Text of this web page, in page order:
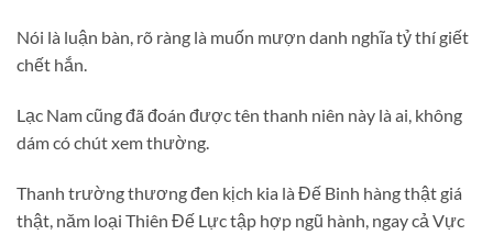
Nói là luận bàn, rõ ràng là muốn mượn danh nghĩa tỷ thí giết
chết hắn.
Lạc Nam cũng đã đoán được tên thanh niên này là ai, không
dám có chút xem thường.
Thanh trường thương đen kịch kia là Đế Binh hàng thật giá
thật, năm loại Thiên Đế Lực tập hợp ngũ hành, ngay cả Vực